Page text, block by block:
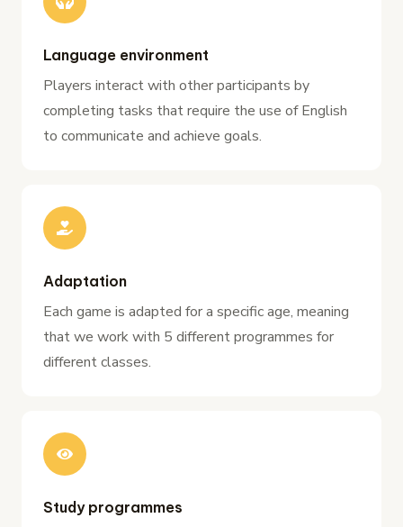
Language environment
Players interact with other participants by
completing tasks that require the use of English
to communicate and achieve goals.
Adaptation
Each game is adapted for a specific age, meaning
that we work with 5 different programmes for
different classes.
Study programmes